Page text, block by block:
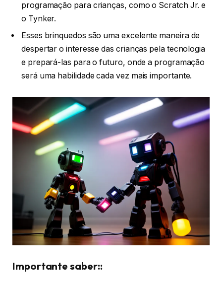
programação para crianças, como o Scratch Jr. e
o Tynker.
Esses brinquedos são uma excelente maneira de
despertar o interesse das crianças pela tecnologia
e prepará-las para o futuro, onde a programação
será uma habilidade cada vez mais importante.
Importante saber::